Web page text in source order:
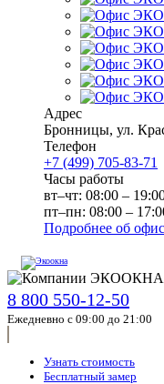
Адрес
Бронницы, ул.
Телефон
+7 (499) 705-83-71
Часы работы
вт–чт: 08:00 –
пт–пн: 08:00 –
Подробнее об
8 800 550-12-50
Ежедневно с 09:00 до 21:00
Узнать стоимость
Бесплатный замер